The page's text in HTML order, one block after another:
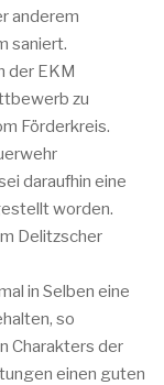
anderem
saniert.
der EKM
zu
Förderkreis.
daraufhin eine
worden.
Delitzscher
in Selben eine
so
Charakters der
einen guten